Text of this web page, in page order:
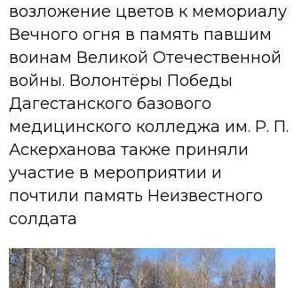
возложение цветов к мемориалу
Вечного огня в память павшим
воинам Великой Отечественной
войны. Волонтёры Победы
Дагестанского базового
медицинского колледжа им. Р. П.
Аскерханова также приняли
участие в мероприятии и
почтили память Неизвестного
солдата